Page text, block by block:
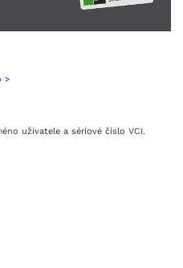
>
uživatele a sériové číslo VCI.